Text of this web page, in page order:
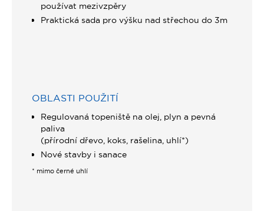
používat mezivzpěry
Praktická sada pro výšku nad střechou do 3m
OBLASTI POUŽITÍ
Regulovaná topeniště na olej, plyn a pevná
paliva
(přírodní dřevo, koks, rašelina, uhlí*)
Nové stavby i sanace
* mimo černé uhlí